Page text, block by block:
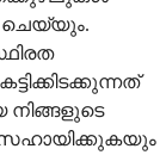
സഹായിക്കുകയും